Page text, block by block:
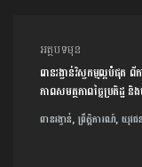
ការ​នាំទិ
អត្ថបទមុន
ពានរង្វាន់វិស្វកម្មល្អបំផុ
ភាពសមត្ថភាពច្នៃប្រតិដ្ឋ
ពានរង្វាន់, ព្រឹត្តិការណ៍, យុវជ